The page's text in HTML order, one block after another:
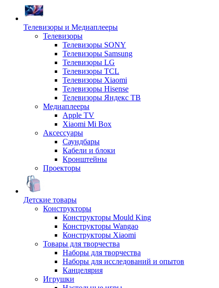
Телевизоры и Медиаплееры
Телевизоры
Телевизоры SONY
Телевизоры Samsung
Телевизоры LG
Телевизоры TCL
Телевизоры Xiaomi
Телевизоры Hisense
Телевизоры Яндекс ТВ
Медиаплееры
Apple TV
Xiaomi Mi Box
Аксессуары
Саундбары
Кабели и блоки
Кронштейны
Проекторы
Детские товары
Конструкторы
Конструкторы Mould King
Конструкторы Wangao
Конструкторы Xiaomi
Товары для творчества
Наборы для творчества
Наборы для исследований и опытов
Канцелярия
Игрушки